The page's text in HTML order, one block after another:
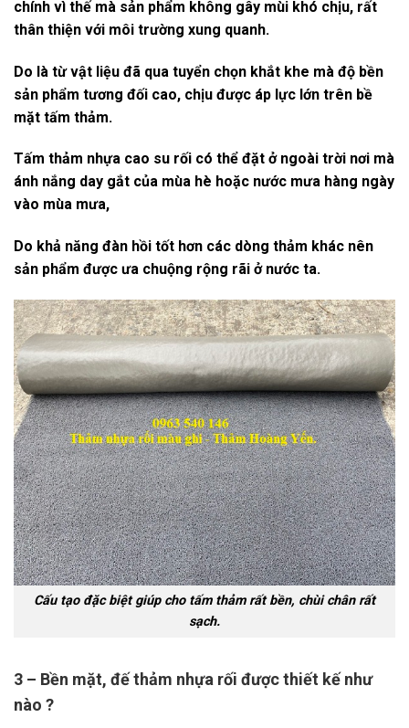
chính vì thế mà sản phẩm không gây mùi khó chịu, rất
thân thiện với môi trường xung quanh.
Do là từ vật liệu đã qua tuyển chọn khắt khe mà độ bền
sản phẩm tương đối cao, chịu được áp lực lớn trên bề
mặt tấm thảm.
Tấm thảm nhựa cao su rối có thể đặt ở ngoài trời nơi mà
ánh nắng day gắt của mùa hè hoặc nước mưa hàng ngày
vào mùa mưa,
Do khả năng đàn hồi tốt hơn các dòng thảm khác nên
sản phẩm được ưa chuộng rộng rãi ở nước ta.
Cấu tạo đặc biệt giúp cho tấm thảm rất bền, chùi chân rất
sạch.
3 – Bền mặt, đế thảm nhựa rối được thiết kế như
nào ?